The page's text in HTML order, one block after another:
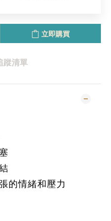
立即購買
蹤清單
的情緒和壓力